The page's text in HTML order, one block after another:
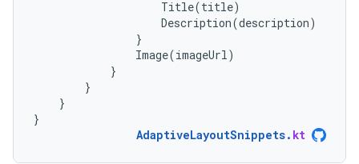
Title(title)
Description(description)
}
Image(imageUrl)
}
}
}
}
AdaptiveLayoutSnippets. kt